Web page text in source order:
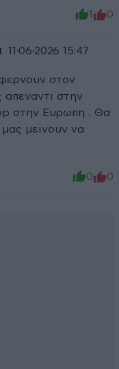
1 0
11·06·2026 15:47
στον
απεναντι στην
στην Ευρωπη . Θα
μεινουν να
0 0